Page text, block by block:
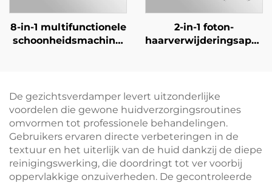
8-in-1 multifunctionele
schoonheidsmachine,
gezichtsmachine,
professioneel
2-in-1 foton-
geschikt voor gebruik
in schoonheidssalons
en klinieken
De gezichtsverdamper levert uitzonderlijke
voordelen die gewone huidverzorgingsroutines
omvormen tot professionele behandelingen.
Gebruikers ervaren directe verbeteringen in de
textuur en het uiterlijk van de huid dankzij de diepe
reinigingswerking, die doordringt tot ver voorbij
oppervlakkige onzuiverheden. De gecontroleerde